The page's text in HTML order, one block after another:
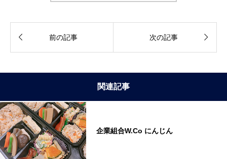
 前の記事 次の記事 
関連記事
企業組合W.Co にんじん